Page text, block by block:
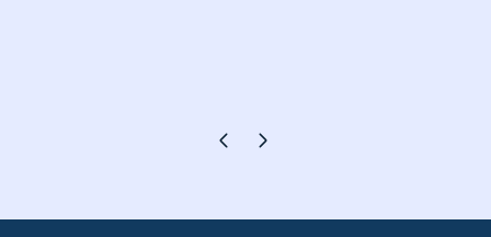
Pagina precedente
Pagina successiva